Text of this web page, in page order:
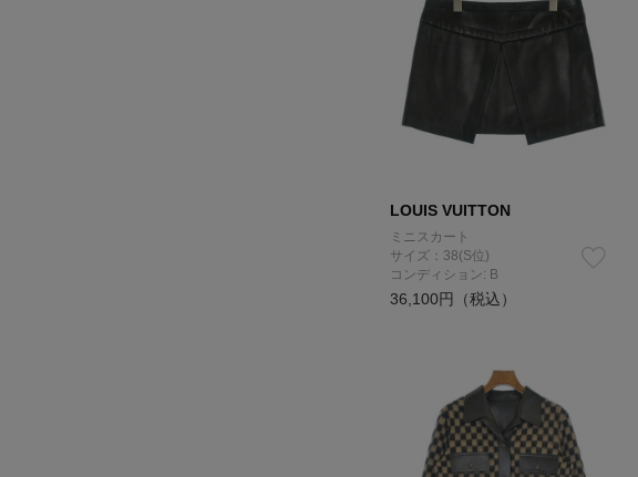
LOUIS VUITTON
ミニスカート
サイズ：38(S位)
コンディション: B
36,100円（税込）